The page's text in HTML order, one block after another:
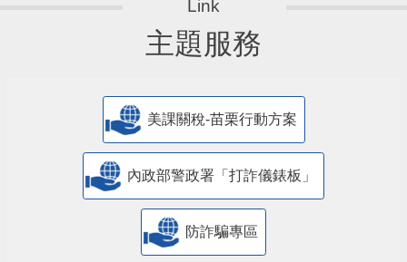
主題服務
美課關稅-苗栗行動方案
內政部警政署「打詐儀錶板」
防詐騙專區